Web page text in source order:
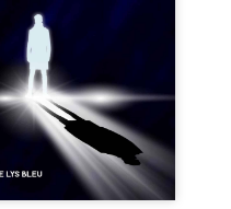
sociale. S’arracher à
exige pourtant un
Pris entre deux
l’homme réalise que
professionnels ne
guérissent ni ...